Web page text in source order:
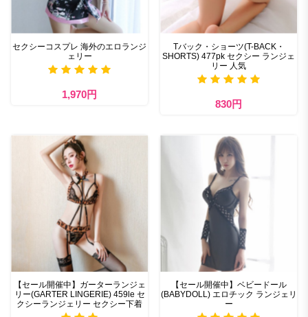
セクシーコスプレ 海外のエロランジ
ェリー
1,970円
Tバック・ショーツ(T-BACK・
SHORTS) 477pk セクシー ランジェ
リー 人気
830円
【セール開催中】ガーターランジェ
リー(GARTER LINGERIE) 459le セ
クシーランジェリー セクシー下着
【セール開催中】ベビードール
(BABYDOLL) エロチック ランジェリ
ー